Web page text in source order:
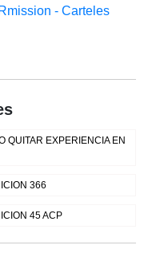
- Carteles
QUITAR EXPERIENCIA EN
366
45 ACP